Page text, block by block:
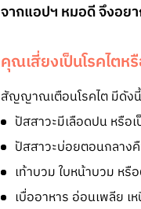
จากแอปฯ หมอดี จึงอย
คุณเสี่ยงเป็นโรคไตห
สัญญาณเตือนโรคไต มีดังนี้
ปัสสาวะมีเลือดปน หรือ
ปัสสาวะบ่อยตอนกลาง
เท้าบวม ใบหน้าบวม หรื
เบื่ออาหาร อ่อนเพลีย เ